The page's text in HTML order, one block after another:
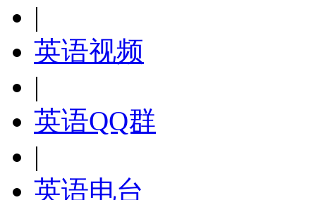
|
英语视频
|
英语QQ群
|
英语电台